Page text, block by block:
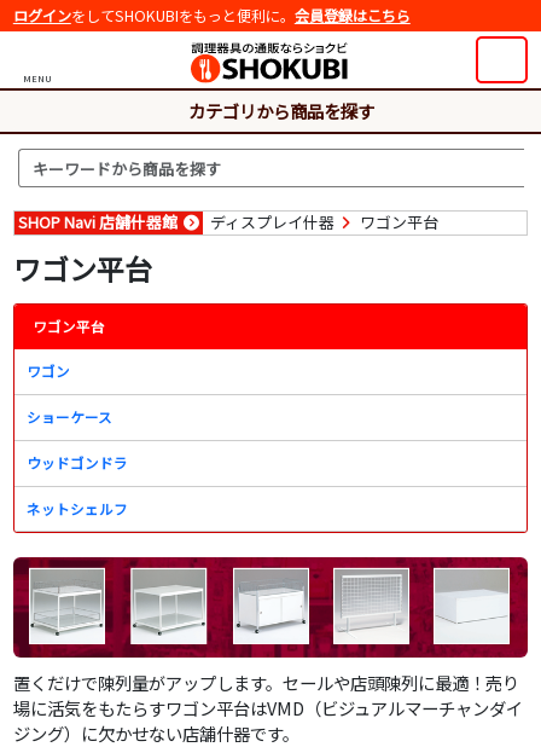
ログインをしてSHOKUBIをもっと便利に。 会員登録はこちら
MENU
カテゴリから商品を探す
SHOP Navi 店舗什器館 ディスプレイ什器 ワゴン平台
ワゴン平台
ワゴン平台
ワゴン
ショーケース
ウッドゴンドラ
ネットシェルフ
置くだけで陳列量がアップします。セールや店頭陳列に最適！売り
場に活気をもたらすワゴン平台はVMD（ビジュアルマーチャンダイ
ジング）に欠かせない店舗什器です。